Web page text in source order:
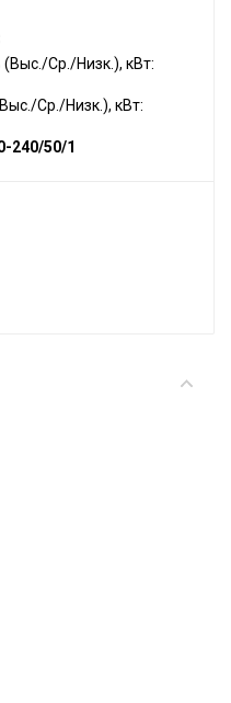
Ср./Низк.), кВт:
Ср./Низк.), кВт:
240/50/1